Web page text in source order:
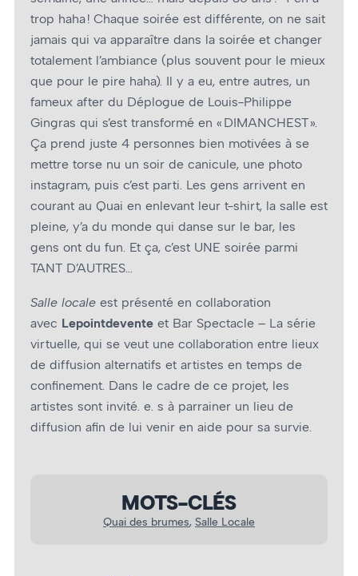
trop haha ! Chaque soirée est différente, on ne sait
jamais qui va apparaître dans la soirée et changer
totalement l’ambiance (plus souvent pour le mieux
que pour le pire haha). Il y a eu, entre autres, un
fameux after du Déplogue de Louis-Philippe
Gingras qui s’est transformé en « DIMANCHEST ».
Ça prend juste 4 personnes bien motivées à se
mettre torse nu un soir de canicule, une photo
instagram, puis c’est parti. Les gens arrivent en
courant au Quai en enlevant leur t-shirt, la salle est
pleine, y’a du monde qui danse sur le bar, les
gens ont du fun. Et ça, c’est UNE soirée parmi
TANT D’AUTRES…
Salle locale est présenté en collaboration
avec Lepointdevente et Bar Spectacle – La série
virtuelle, qui se veut une collaboration entre lieux
de diffusion alternatifs et artistes en temps de
confinement. Dans le cadre de ce projet, les
artistes sont invité. e. s à parrainer un lieu de
diffusion afin de lui venir en aide pour sa survie.
MOTS-CLÉS
Quai des brumes, Salle Locale